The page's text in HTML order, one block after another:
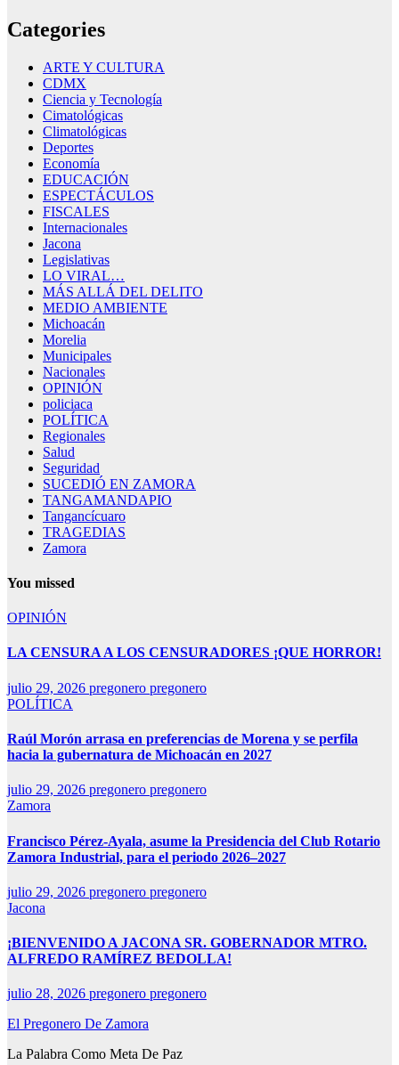
Categories
ARTE Y CULTURA
CDMX
Ciencia y Tecnología
Cimatológicas
Climatológicas
Deportes
Economía
EDUCACIÓN
ESPECTÁCULOS
FISCALES
Internacionales
Jacona
Legislativas
LO VIRAL…
MÁS ALLÁ DEL DELITO
MEDIO AMBIENTE
Michoacán
Morelia
Municipales
Nacionales
OPINIÓN
policiaca
POLÍTICA
Regionales
Salud
Seguridad
SUCEDIÓ EN ZAMORA
TANGAMANDAPIO
Tangancícuaro
TRAGEDIAS
Zamora
You missed
OPINIÓN
LA CENSURA A LOS CENSURADORES ¡QUE HORROR!
julio 29, 2026 pregonero pregonero
POLÍTICA
Raúl Morón arrasa en preferencias de Morena y se perfila
hacia la gubernatura de Michoacán en 2027
julio 29, 2026 pregonero pregonero
Zamora
Francisco Pérez-Ayala, asume la Presidencia del Club Rotario
Zamora Industrial, para el periodo 2026–2027
julio 29, 2026 pregonero pregonero
Jacona
¡BIENVENIDO A JACONA SR. GOBERNADOR MTRO.
ALFREDO RAMÍREZ BEDOLLA!
julio 28, 2026 pregonero pregonero
El Pregonero De Zamora
La Palabra Como Meta De Paz